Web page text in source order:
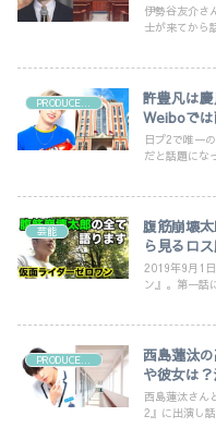
伊勢谷友介さ
士が来てから
許豊凡は
Weiboでは
日プ2で唯一
だと話題にな
芸能
腹筋崩壊
ら見るロ
2019年9月1
ン』。第一話
西島蓮汰
や彼女は
西島蓮汰さん
2』に出演し